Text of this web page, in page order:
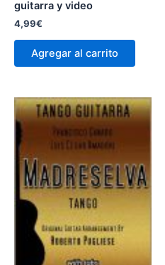
guitarra y video
4,99€
Agregar al carrito